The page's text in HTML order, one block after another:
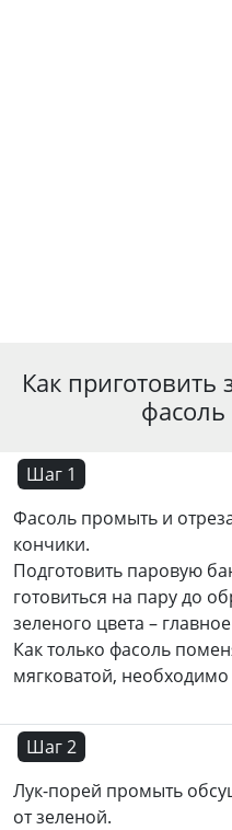
Как приготовить
Шаг 1
Фасоль промыть и
кончики.
Подготовить паровую
готовиться на пару до
зеленого цвета –
Как только фасоль
мягковатой,
Шаг 2
Лук-порей промыть
от зеленой.